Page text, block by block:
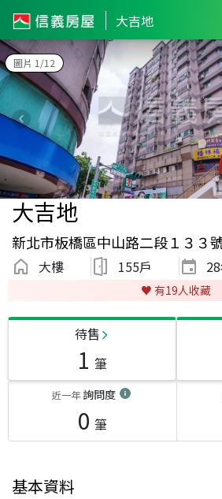
大吉地
圖片 1/12
大吉地
新北市板橋區中山路二段１３３
大樓 155戶 28
♥️ 有19人收藏
待售
1 筆
近一年詢問度
0 筆
基本資料